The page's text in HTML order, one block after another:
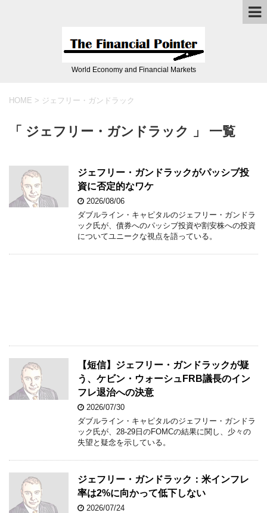
World Economy and Financial Markets
HOME > ジェフリー・ガンドラック
「 ジェフリー・ガンドラック 」 一覧
ジェフリー・ガンドラックがパッシブ投
資に否定的なワケ
2026/08/06
ダブルライン・キャピタルのジェフリー・ガンドラ
ック氏が、債券へのパッシブ投資や割安株への投資
についてユニークな視点を語っている。
【短信】ジェフリー・ガンドラックが疑
う、ケビン・ウォーシュFRB議長のイン
フレ退治への決意
2026/07/30
ダブルライン・キャピタルのジェフリー・ガンドラ
ック氏が、28-29日のFOMCの結果に関し、少々の
失望と疑念を示している。
ジェフリー・ガンドラック：米インフレ
率は2%に向かって低下しない
2026/07/24